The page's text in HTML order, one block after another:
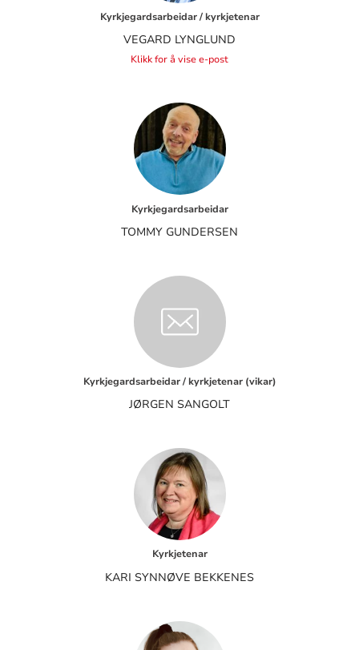
Kyrkjegardsarbeidar / kyrkjetenar
VEGARD LYNGLUND
Klikk for å vise e-post
Kyrkjegardsarbeidar
TOMMY GUNDERSEN
Kyrkjegardsarbeidar / kyrkjetenar (vikar)
JØRGEN SANGOLT
Kyrkjetenar
KARI SYNNØVE BEKKENES